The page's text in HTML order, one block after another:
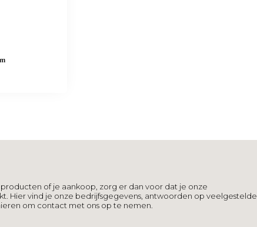
of je aankoop, zorg er dan voor dat je onze
Hier vind je onze bedrijfsgegevens, antwoorden op veelgestelde
om contact met ons op te nemen.